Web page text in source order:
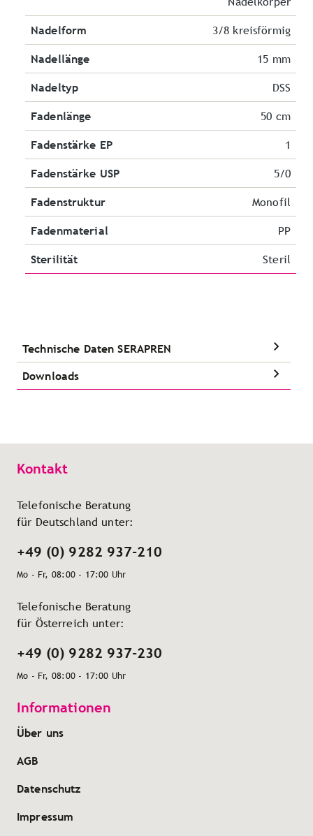
Nadelform 3/8 kreisförmig
Nadellänge 15 mm
Nadeltyp DSS
Fadenlänge 50 cm
Fadenstärke EP 1
Fadenstärke USP 5/0
Fadenstruktur Monofil
Fadenmaterial PP
Sterilität Steril
Technische Daten SERAPREN
Downloads
Kontakt
Telefonische Beratung
für Deutschland unter:
+49 (0) 9282 937-210
Mo - Fr, 08:00 - 17:00 Uhr
Telefonische Beratung
für Österreich unter:
+49 (0) 9282 937-230
Mo - Fr, 08:00 - 17:00 Uhr
Informationen
Über uns
AGB
Datenschutz
Impressum